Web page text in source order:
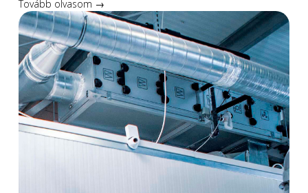
Tovább olvasom →